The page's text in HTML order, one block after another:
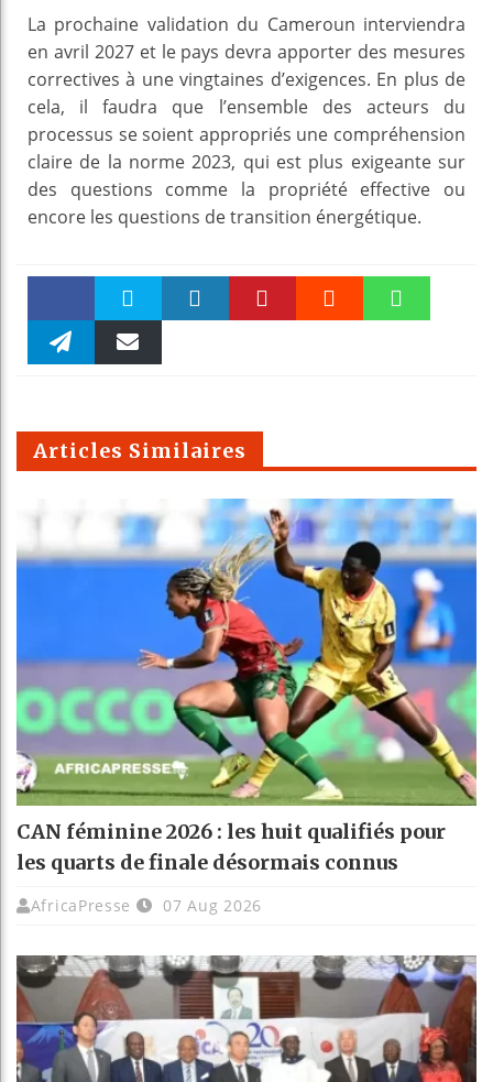
La prochaine validation du Cameroun interviendra
en avril 2027 et le pays devra apporter des mesures
correctives à une vingtaines d’exigences. En plus de
cela, il faudra que l’ensemble des acteurs du
processus se soient appropriés une compréhension
claire de la norme 2023, qui est plus exigeante sur
des questions comme la propriété effective ou
encore les questions de transition énergétique.
Faceboo Twitter
m
Articles Similaires
CAN féminine 2026 : les huit qualifiés pour
les quarts de finale désormais connus
AfricaPresse 07 Aug 2026